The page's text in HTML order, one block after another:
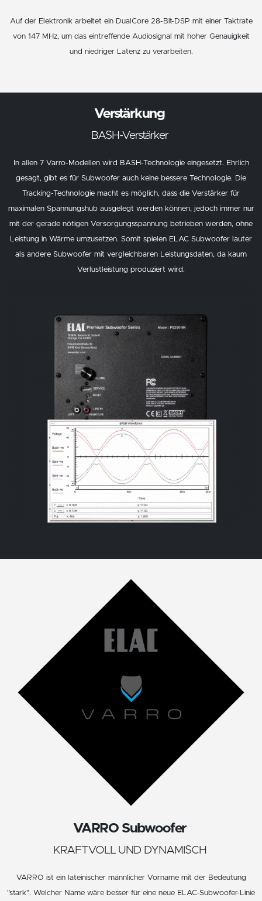
Auf der Elektronik arbeitet ein DualCore 28-Bit-DSP mit einer Taktrate
von 147 MHz, um das eintreffende Audiosignal mit hoher Genauigkeit
und niedriger Latenz zu verarbeiten.
Verstärkung
BASH-Verstärker
In allen 7 Varro-Modellen wird BASH-Technologie eingesetzt. Ehrlich
gesagt, gibt es für Subwoofer auch keine bessere Technologie. Die
Tracking-Technologie macht es möglich, dass die Verstärker für
maximalen Spannungshub ausgelegt werden können, jedoch immer nur
mit der gerade nötigen Versorgungsspannung betrieben werden, ohne
Leistung in Wärme umzusetzen. Somit spielen ELAC Subwoofer lauter
als andere Subwoofer mit vergleichbaren Leistungsdaten, da kaum
Verlustleistung produziert wird.
VARRO Subwoofer
KRAFTVOLL UND DYNAMISCH
VARRO ist ein lateinischer männlicher Vorname mit der Bedeutung
"stark". Welcher Name wäre besser für eine neue ELAC-Subwoofer-Linie